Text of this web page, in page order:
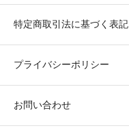
特定商取引法に基づく表記
プライバシーポリシー
お問い合わせ